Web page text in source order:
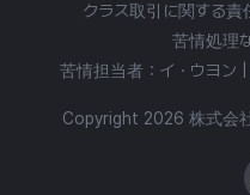
クラス取引に関する責
苦情処理
苦情担当者：イ・ウヨン |
Copyright 2026 株式会